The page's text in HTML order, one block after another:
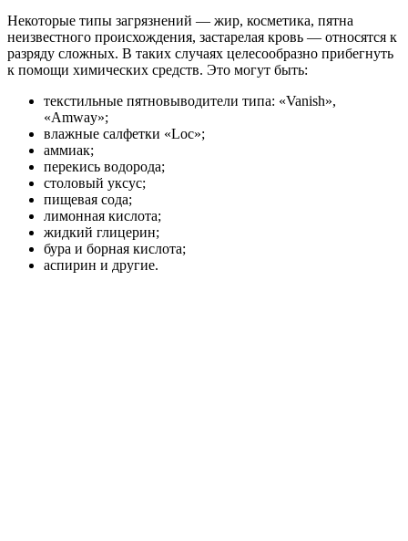
Некоторые типы загрязнений — жир, косметика, пятна
неизвестного происхождения, застарелая кровь — относятся к
разряду сложных. В таких случаях целесообразно прибегнуть
к помощи химических средств. Это могут быть:
текстильные пятновыводители типа: «Vanish»,
«Amway»;
влажные салфетки «Loc»;
аммиак;
перекись водорода;
столовый уксус;
пищевая сода;
лимонная кислота;
жидкий глицерин;
бура и борная кислота;
аспирин и другие.